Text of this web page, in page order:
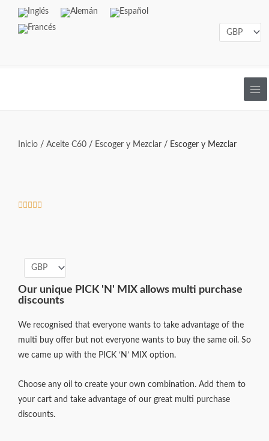
contenido
Inicio / Aceite C60 / Escoger y Mezclar / Escoger y Mezclar
    
5
Our unique PICK 'N' MIX allows multi purchase
discounts
We recognised that everyone wants to take advantage of the
multi buy offer but not everyone wants to buy the same oil. So
we came up with the PICK ‘N’ MIX option.
Choose any oil to create your own combination. Add them to
your cart and take advantage of our great multi purchase
discounts.